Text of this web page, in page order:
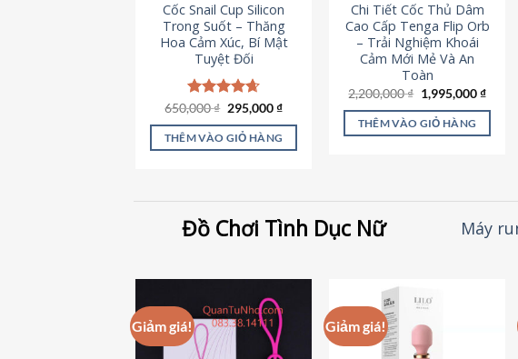
thể
được
chọn
trên
trang
phẩm
Cốc Snail Cup Silicon
Trong Suốt – Thăng
Hoa Cảm Xúc, Bí Mật
Tuyệt Đối
Được xếp
hạng4.69
5 sao
650,000₫ Giá
là:
650,000 ₫.
295,000₫Giá
tại
là:
THÊM VÀO GIỎ HÀNG
Chi Tiết Cốc Thủ Dâm
Cao Cấp Tenga Flip Orb
– Trải Nghiệm Khoái
Cảm Mới Mẻ Và An
Toàn
2,200,000₫ Giá
gốc
là:
2,200,000 ₫.
1,995,000₫Giá
THÊM VÀO GIỎ HÀNG
Đồ Chơi Tình Dục Nữ Máy
Giảm giá! Giảm giá!